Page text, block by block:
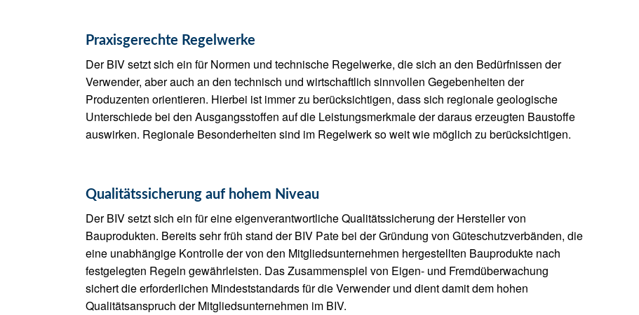
Praxisgerechte Regelwerke
Der BIV setzt sich ein für Normen und technische Regelwerke, die sich an den Bedürfnissen der
Verwender, aber auch an den technisch und wirtschaftlich sinnvollen Gegebenheiten der
Produzenten orientieren. Hierbei ist immer zu berücksichtigen, dass sich regionale geologische
Unterschiede bei den Ausgangsstoffen auf die Leistungsmerkmale der daraus erzeugten Baustoffe
auswirken. Regionale Besonderheiten sind im Regelwerk so weit wie möglich zu berücksichtigen.
Qualitätssicherung auf hohem Niveau
Der BIV setzt sich ein für eine eigenverantwortliche Qualitätssicherung der Hersteller von
Bauprodukten. Bereits sehr früh stand der BIV Pate bei der Gründung von Güteschutzverbänden, die
eine unabhängige Kontrolle der von den Mitgliedsunternehmen hergestellten Bauprodukte nach
festgelegten Regeln gewährleisten. Das Zusammenspiel von Eigen- und Fremdüberwachung
sichert die erforderlichen Mindeststandards für die Verwender und dient damit dem hohen
Qualitätsanspruch der Mitgliedsunternehmen im BIV.